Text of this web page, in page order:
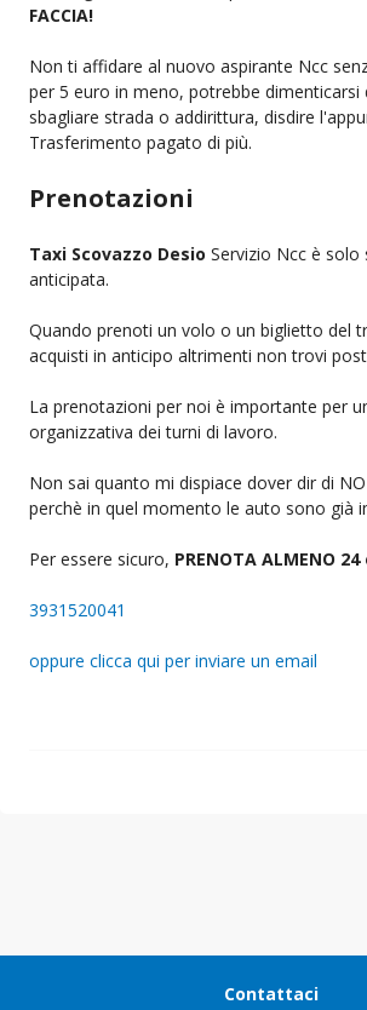
FACCIA!
Non ti affidare al nuovo aspirante Ncc
per 5 euro in meno, potrebbe dimenticarsi
sbagliare strada o addirittura, disdire
Trasferimento pagato di più.
Prenotazioni
Taxi Scovazzo Desio Servizio Ncc è
anticipata.
Quando prenoti un volo o un biglietto del
acquisti in anticipo altrimenti non trovi
La prenotazioni per noi è importante per
organizzativa dei turni di lavoro.
Non sai quanto mi dispiace dover dir di
perchè in quel momento le auto sono già
Per essere sicuro, PRENOTA ALMENO
3931520041
oppure clicca qui per inviare un email
Contattaci